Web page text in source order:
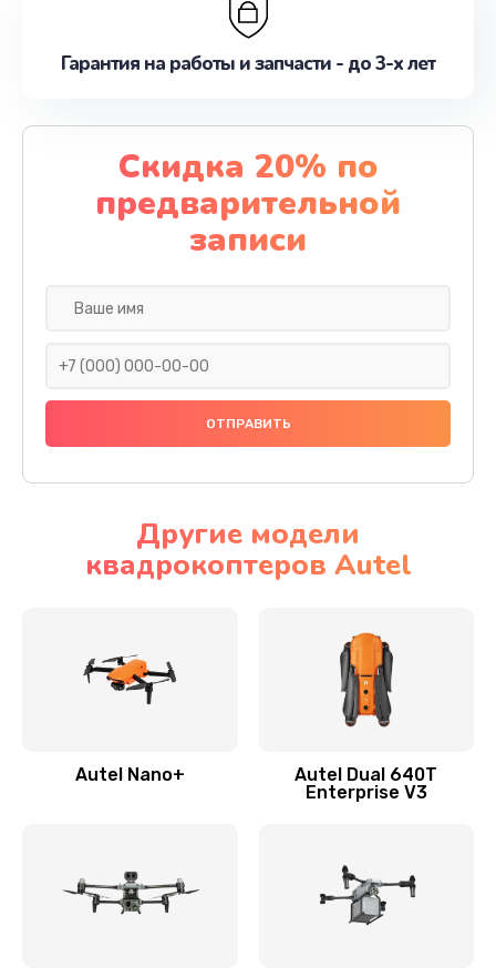
Гарантия на работы и запчасти - до 3-х лет
Скидка 20% по
предварительной
записи
Другие модели
квадрокоптеров Autel
Autel Nano+
Autel Dual 640T
Enterprise V3